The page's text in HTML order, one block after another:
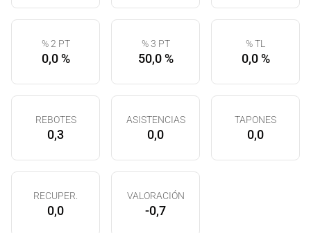
% 2 PT
0,0 %
% 3 PT
50,0 %
% TL
0,0 %
REBOTES
0,3
ASISTENCIAS
0,0
TAPONES
0,0
RECUPER.
0,0
VALORACIÓN
-0,7